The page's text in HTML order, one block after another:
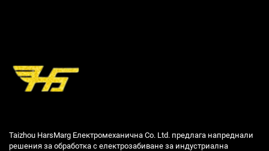
Taizhou HarsMarg Електромеханична Co. Ltd. предлага напреднали
решения за обработка с електрозабиване за индустриална